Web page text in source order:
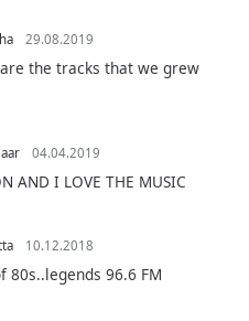
29.08.2019
the tracks that we grew
04.04.2019
AND I LOVE THE MUSIC
10.12.2018
80s..legends 96.6 FM